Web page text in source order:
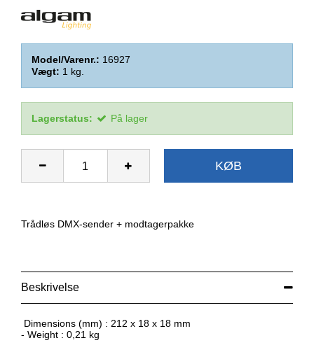
Model/Varenr.: 16927
Vægt: 1 kg.
Lagerstatus: På lager
KØB
Trådløs DMX-sender + modtagerpakke
Beskrivelse
Dimensions (mm) : 212 x 18 x 18 mm
- Weight : 0,21 kg